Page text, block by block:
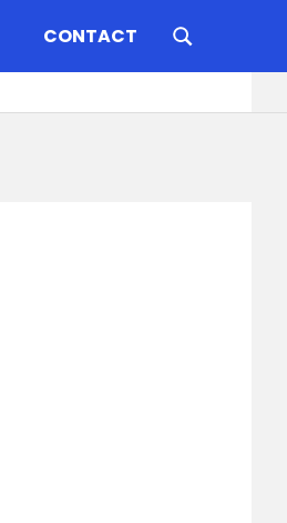
CONTACT